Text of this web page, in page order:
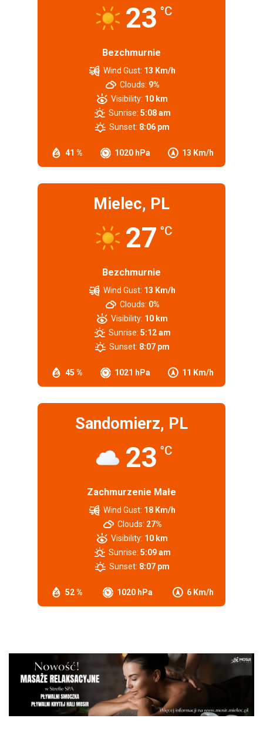
23 °C
Bezchmurnie
41 % 1020 hPa 13 Km/h
Wind Gust: 13 Km/h
Clouds: 9%
Visibility: 10 km
Sunrise: 5:08 am
Sunset: 8:06 pm
Mielec, PL
27 °C
Bezchmurnie
45 % 1021 hPa 11 Km/h
Wind Gust: 13 Km/h
Clouds: 0%
Visibility: 10 km
Sunrise: 5:12 am
Sunset: 8:07 pm
Sandomierz, PL
23 °C
Zachmurzenie Małe
52 % 1020 hPa 6 Km/h
Wind Gust: 18 Km/h
Clouds: 27%
Visibility: 10 km
Sunrise: 5:09 am
Sunset: 8:07 pm